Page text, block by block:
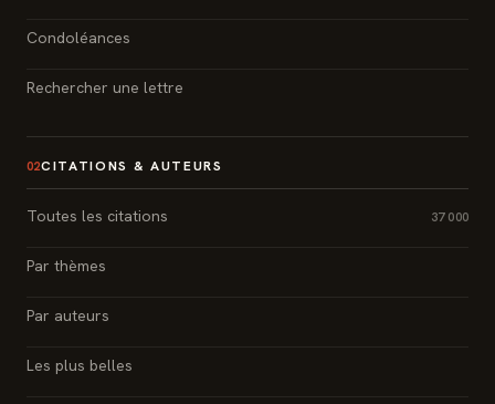
Condoléances
Rechercher une lettre
02CITATIONS & AUTEURS
Toutes les citations 37 000
Par thèmes
Par auteurs
Les plus belles